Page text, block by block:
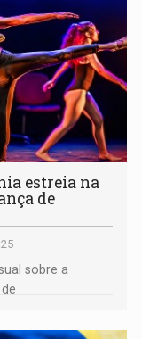
estreia na
de
sobre a